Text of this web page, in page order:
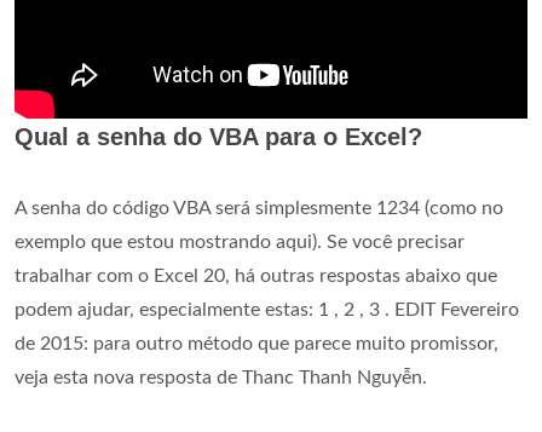
Qual a senha do VBA para o Excel?
A senha do código VBA será simplesmente 1234 (como no
exemplo que estou mostrando aqui). Se você precisar
trabalhar com o Excel 20, há outras respostas abaixo que
podem ajudar, especialmente estas: 1 , 2 , 3 . EDIT Fevereiro
de 2015: para outro método que parece muito promissor,
veja esta nova resposta de Thanc Thanh Nguyễn.